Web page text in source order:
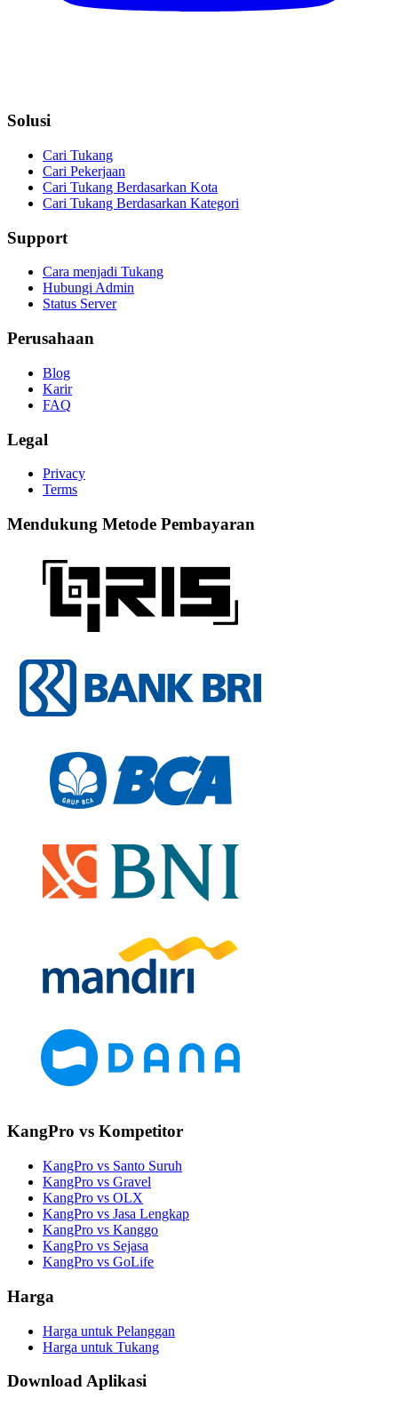
Solusi
Cari Tukang
Cari Pekerjaan
Cari Tukang Berdasarkan Kota
Cari Tukang Berdasarkan Kategori
Support
Cara menjadi Tukang
Hubungi Admin
Status Server
Perusahaan
Blog
Karir
FAQ
Legal
Privacy
Terms
Mendukung Metode Pembayaran
KangPro vs Kompetitor
KangPro vs Santo Suruh
KangPro vs Gravel
KangPro vs OLX
KangPro vs Jasa Lengkap
KangPro vs Kanggo
KangPro vs Sejasa
KangPro vs GoLife
Harga
Harga untuk Pelanggan
Harga untuk Tukang
Download Aplikasi